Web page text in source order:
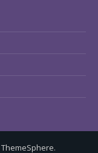
ThemeSphere.